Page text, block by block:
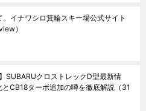
イナワシロ箕輪スキー場公式サイト
）
SUBARUクロストレックD型最新情
とCB18ターボ追加の噂を徹底解説 （31